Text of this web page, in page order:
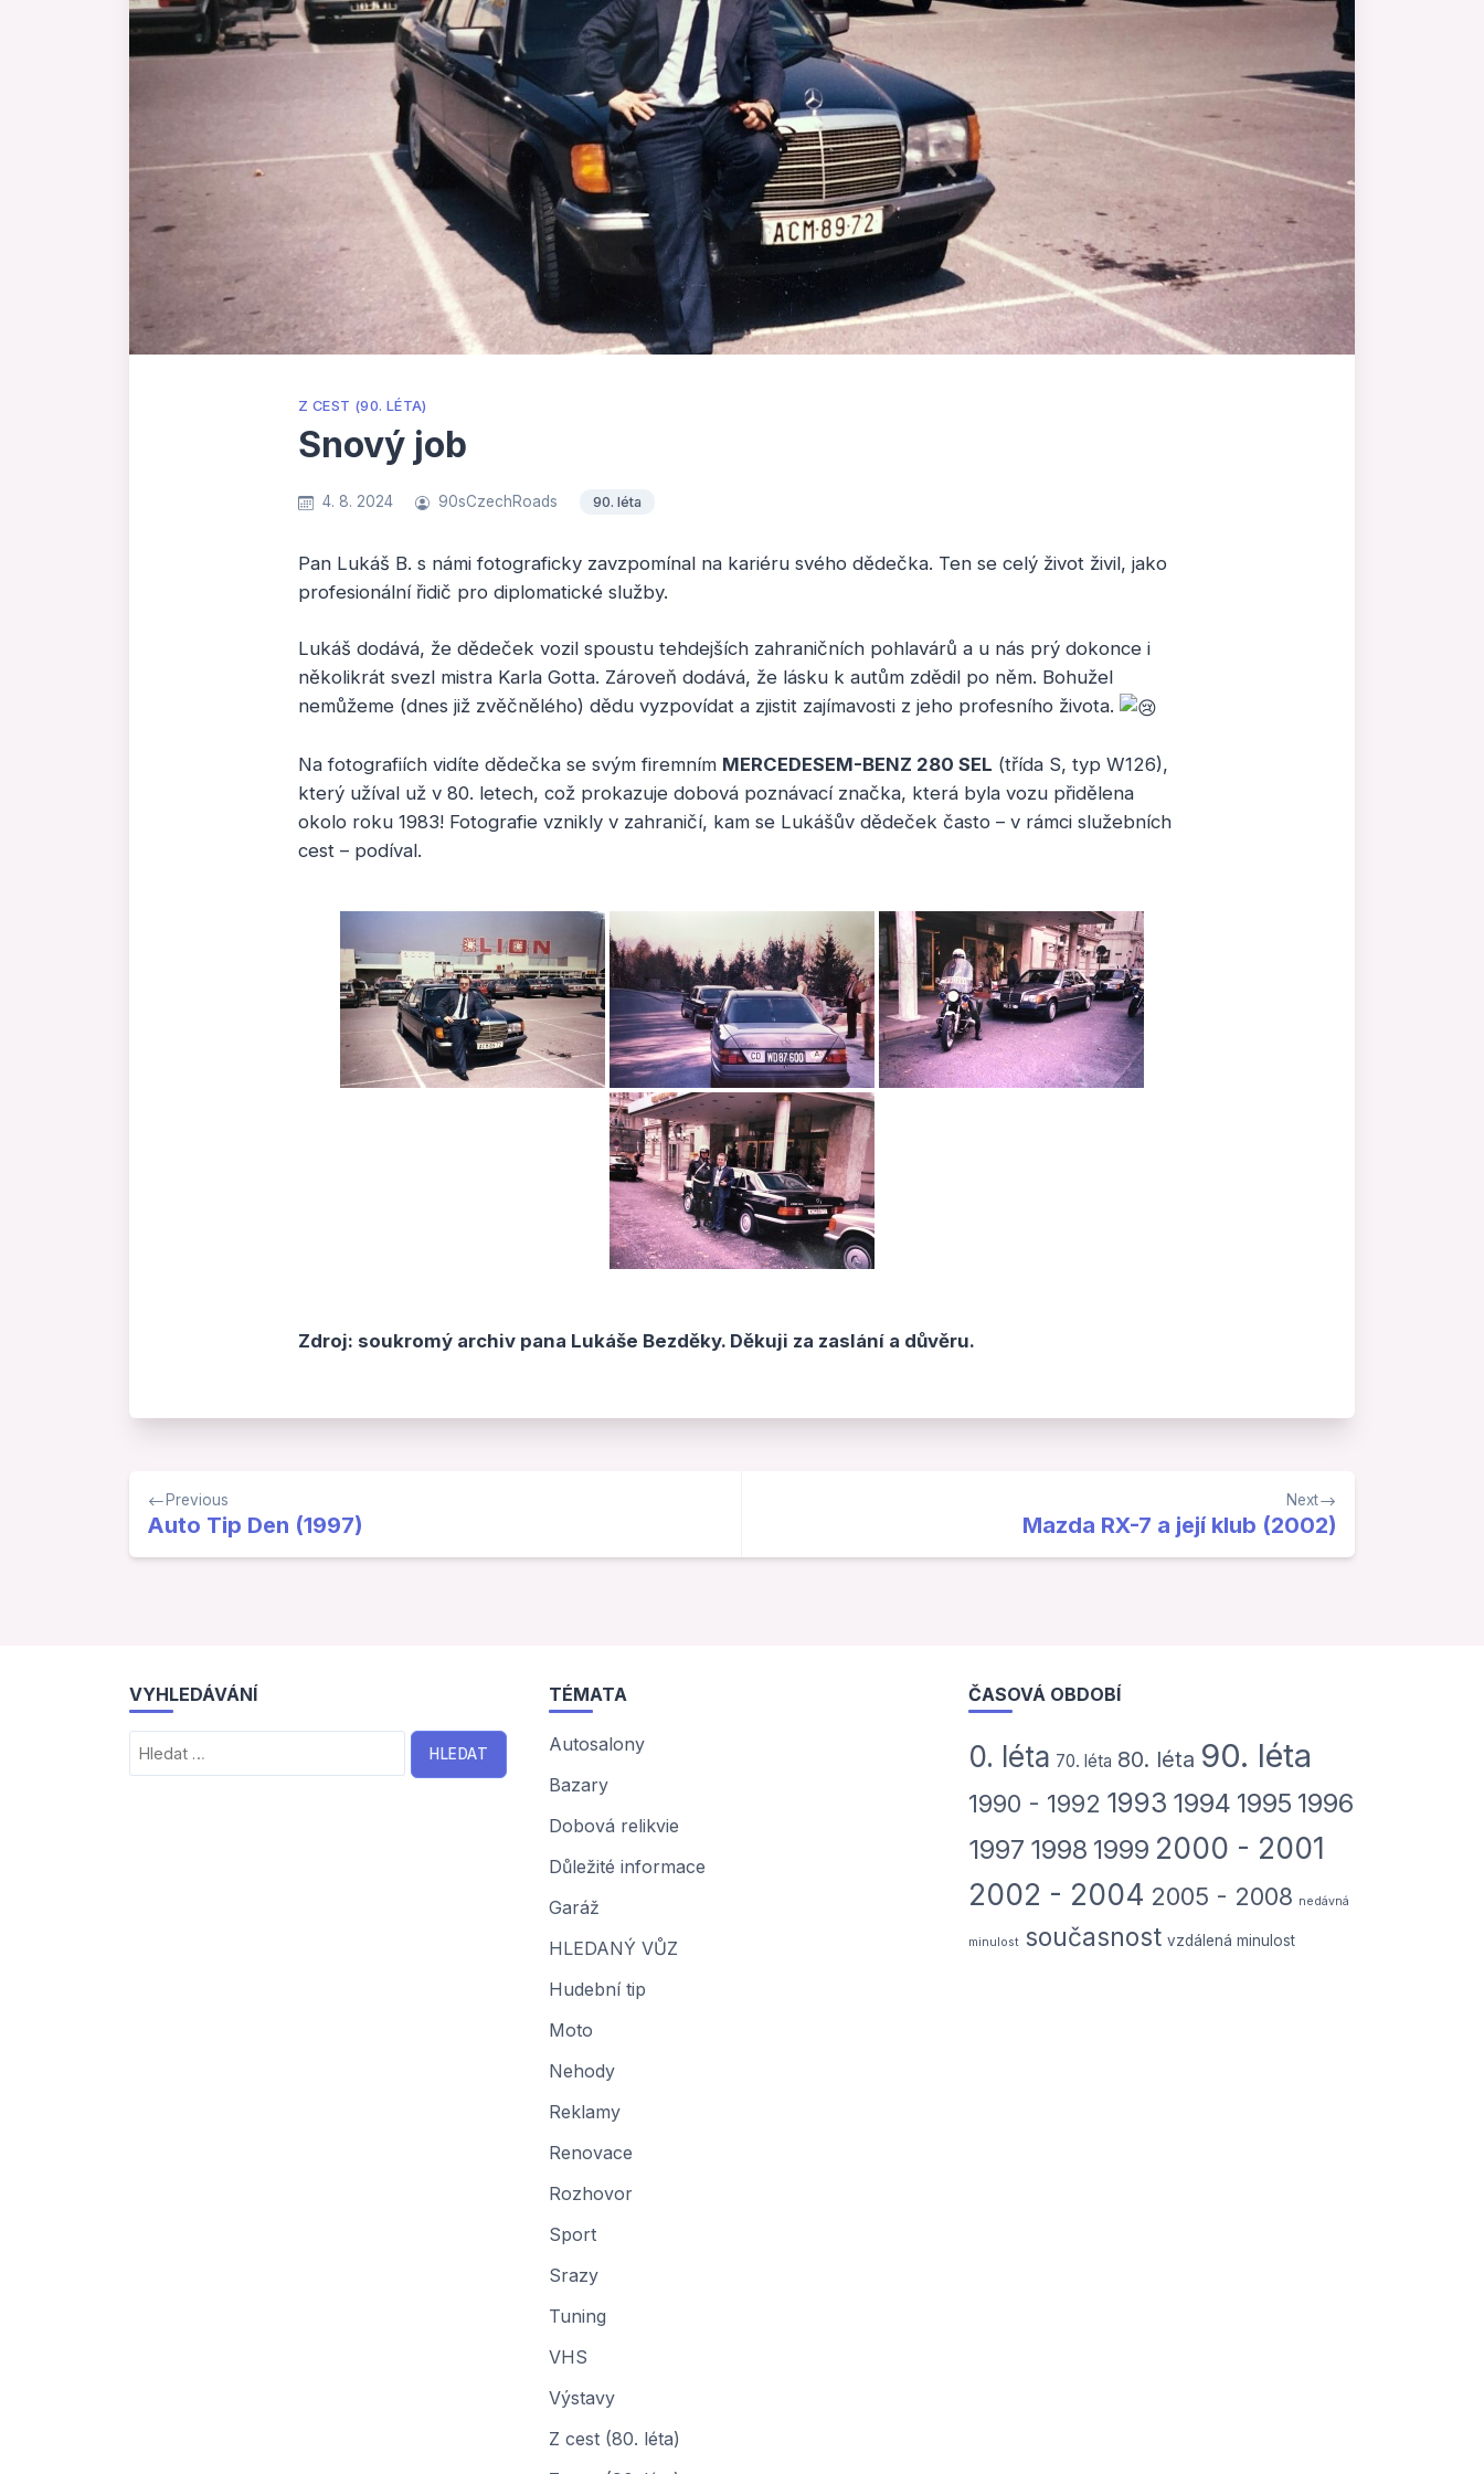
Z CEST (90. LÉTA)
Snový job
4. 8. 2024 90sCzechRoads 90. léta
Pan Lukáš B. s námi fotograficky zavzpomínal na kariéru svého dědečka. Ten se celý život živil, jako
profesionální řidič pro diplomatické služby.
Lukáš dodává, že dědeček vozil spoustu tehdejších zahraničních pohlavárů a u nás prý dokonce i
několikrát svezl mistra Karla Gotta. Zároveň dodává, že lásku k autům zdědil po něm. Bohužel
nemůžeme (dnes již zvěčnělého) dědu vyzpovídat a zjistit zajímavosti z jeho profesního života.
Na fotografiích vidíte dědečka se svým firemním MERCEDESEM-BENZ 280 SEL (třída S, typ W126),
který užíval už v 80. letech, což prokazuje dobová poznávací značka, která byla vozu přidělena
okolo roku 1983! Fotografie vznikly v zahraničí, kam se Lukášův dědeček často – v rámci služebních
cest – podíval.
Zdroj: soukromý archiv pana Lukáše Bezděky. Děkuji za zaslání a důvěru.
Navigace
pro
příspěvek
Previous
Auto Tip Den (1997)
Next
Mazda RX-7 a její klub (2002)
VYHLEDÁVÁNÍ
Vyhledávání
TÉMATA
Autosalony
Bazary
Dobová relikvie
Důležité informace
Garáž
HLEDANÝ VŮZ
Hudební tip
Moto
Nehody
Reklamy
Renovace
Rozhovor
Sport
Srazy
Tuning
VHS
Výstavy
Z cest (80. léta)
ČASOVÁ OBDOBÍ
0. léta 70. léta 80. léta 90. léta
1990 - 1992 1993 1994 1995 1996
1997 1998 1999 2000 - 2001
2002 - 2004 2005 - 2008 nedávná
minulost současnost vzdálená minulost